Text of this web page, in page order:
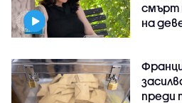
смърт
на
преди